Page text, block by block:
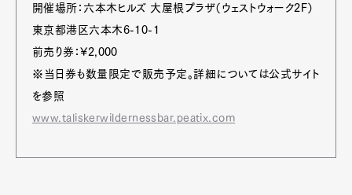
開催場所：六本木ヒルズ 大屋根プラザ（ウェストウォーク2F）
東京都港区六本木6-10-1
前売り券：¥2,000
※当日券も数量限定で販売予定。詳細については公式サイト
を参照
www.taliskerwildernessbar.peatix.com